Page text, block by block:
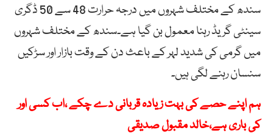
سندھ کے مختلف شہروں میں درجہ حرارت 48 سے 50 ڈگری
سینٹی گریڈ رہنا معمول بن گیا ہے۔سندھ کے مختلف شہروں
میں گرمی کی شدید لہر کے باعث دن کے وقت بازار اور سڑکیں
سنسان رہنے لگی ہیں۔
ہم اپنے حصے کی بہت زیادہ قربانی دے چکے ،اب کسی اور
کی باری ہے،خالد مقبول صدیقی